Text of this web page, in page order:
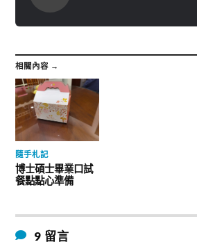
相關內容 →
隨手札記
博士碩士畢業口試
餐點點心準備
9 留言